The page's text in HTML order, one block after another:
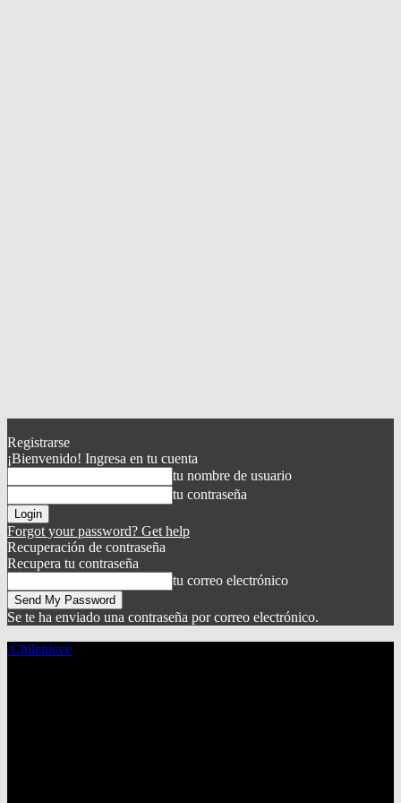
Registrarse
¡Bienvenido! Ingresa en tu cuenta
tu nombre de usuario
tu contraseña
Forgot your password? Get help
Recuperación de contraseña
Recupera tu contraseña
tu correo electrónico
Se te ha enviado una contraseña por correo electrónico.
Chilenieve